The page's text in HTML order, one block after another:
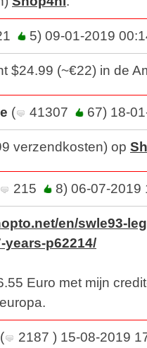
5) 09-01-2019
$24.99 (~€22) in de
( 41307 67) 18-
verzendkosten) op
215 8) 06-07-2019
en/swle93-
p62214/
Euro met mijn
( 2187 ) 15-08-2019